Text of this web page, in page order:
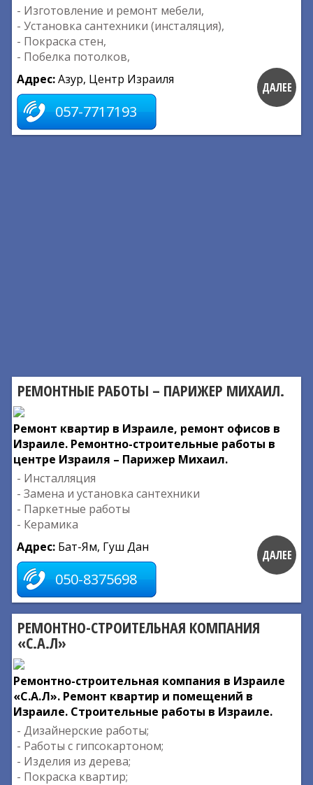
- Изготовление и ремонт мебели,
- Установка сантехники (инсталяция),
- Покраска стен,
- Побелка потолков,
Адрес:Азур, Центр Израиля
057-7717193
ДАЛЕЕ
РЕМОНТНЫЕ РАБОТЫ – ПАРИЖЕР МИХАИЛ.
Ремонт квартир в Израиле, ремонт офисов в
Израиле. Ремонтно-строительные работы в
центре Израиля – Парижер Михаил.
- Инсталляция
- Замена и установка сантехники
- Паркетные работы
- Керамика
Адрес: Бат-Ям, Гуш Дан
050-8375698
ДАЛЕЕ
РЕМОНТНО-СТРОИТЕЛЬНАЯ КОМПАНИЯ
«С.А.Л»
Ремонтно-строительная компания в Израиле
«С.А.Л». Ремонт квартир и помещений в
Израиле. Строительные работы в Израиле.
- Дизайнерские работы;
- Работы с гипсокартоном;
- Изделия из дерева;
- Покраска квартир;